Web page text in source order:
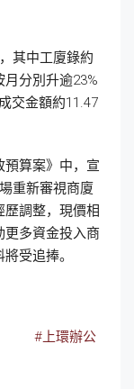
其中工廈錄約
分別升逾23%
交金額約11.47
預算案》中，宣
重新審視商廈
調整，現價相
更多資金投入商
受追捧。
#上環辦公